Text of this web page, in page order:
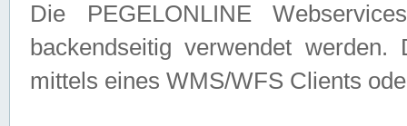
Die PEGELONLINE
backendseitig verwendet
mittels eines WMS/WFS Clients